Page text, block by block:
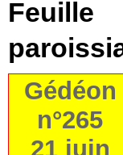
Feuille
Gédéon
n°265
21 juin